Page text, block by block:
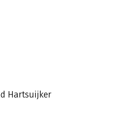
Hartsuijker